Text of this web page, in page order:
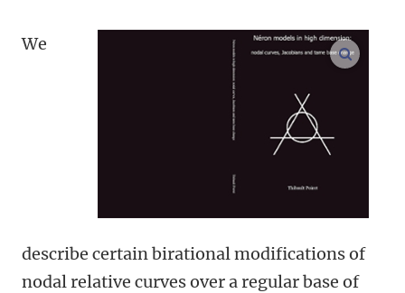
open
We
describe certain birational modifications of
nodal relative curves over a regular base of